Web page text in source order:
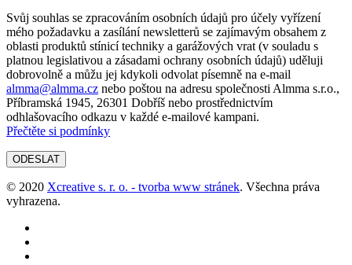
Svůj souhlas se zpracováním osobních údajů pro účely vyřízení
mého požadavku a zasílání newsletterů se zajímavým obsahem z
oblasti produktů stínicí techniky a garážových vrat (v souladu s
platnou legislativou a zásadami ochrany osobních údajů) uděluji
dobrovolně a můžu jej kdykoli odvolat písemně na e-mail
almma@almma.cz nebo poštou na adresu společnosti Almma s.r.o.,
Příbramská 1945, 26301 Dobříš nebo prostřednictvím
odhlašovacího odkazu v každé e-mailové kampani.
Přečtěte si podmínky
© 2020 Xcreative s. r. o. - tvorba www stránek. Všechna práva
vyhrazena.